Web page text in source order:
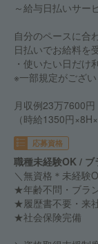
～給与日払いサー
自分のペースに合
日払いでお給料を
・使いたい日だけ
※一部規定がござい
月収例23万7600円
（時給1350円
応募資格
職種未経験OK /
＼無資格＊未経験
★年齢不問・ブラ
★履歴書不要・来
★社会保険完備